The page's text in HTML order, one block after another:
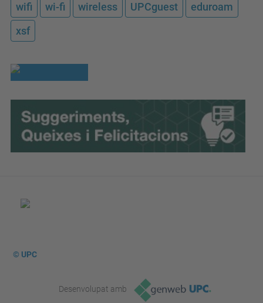
wifi wi-fi wireless UPCguest
eduroam
xsf
© UPC
Desenvolupat amb